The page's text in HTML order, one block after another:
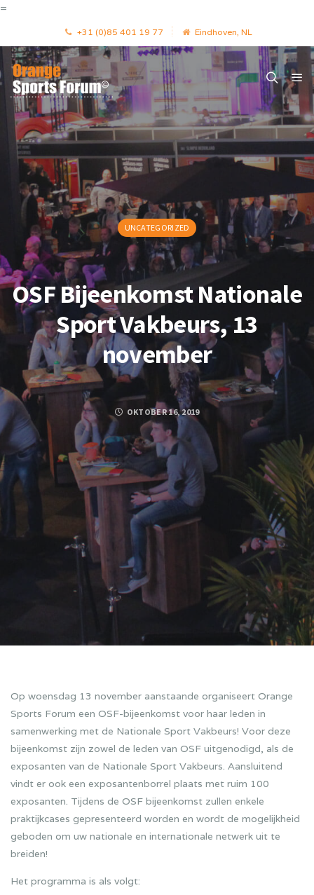
=
+31 (0)85 401 19 77 Eindhoven, NL
UNCATEGORIZED
OSF Bijeenkomst Nationale
Sport Vakbeurs, 13
november
OKTOBER 16, 2019
FACEBOOK TWITTER GOOGLE PLUS
Op woensdag 13 november aanstaande organiseert Orange
Sports Forum een OSF-bijeenkomst voor haar leden in
samenwerking met de Nationale Sport Vakbeurs! Voor deze
bijeenkomst zijn zowel de leden van OSF uitgenodigd, als de
exposanten van de Nationale Sport Vakbeurs. Aansluitend
vindt er ook een exposantenborrel plaats met ruim 100
exposanten. Tijdens de OSF bijeenkomst zullen enkele
praktijkcases gepresenteerd worden en wordt de mogelijkheid
geboden om uw nationale en internationale netwerk uit te
breiden!
Het programma is als volgt: